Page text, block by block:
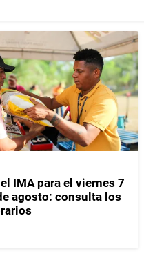
IMA para el viernes 7
agosto: consulta los